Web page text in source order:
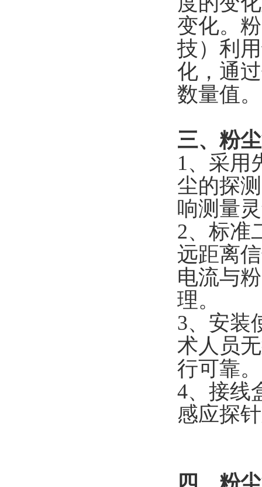
变化。
技） 利
化，通
数量值。
三、粉
1、采用
尘的探
响测量
2、标准
远距离
电流与
理。
3、安装
术人员
行可靠。
4、接线
感应探